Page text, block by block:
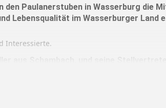
den Paulanerstuben in Wasserburg die
Lebensqualität im Wasserburger Land
Interessierte.